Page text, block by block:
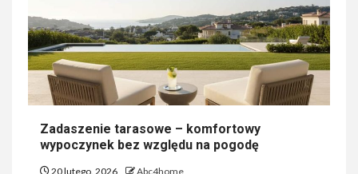
Zadaszenie tarasowe – komfortowy
wypoczynek bez względu na pogodę
20 lutego, 2026 Abc4home